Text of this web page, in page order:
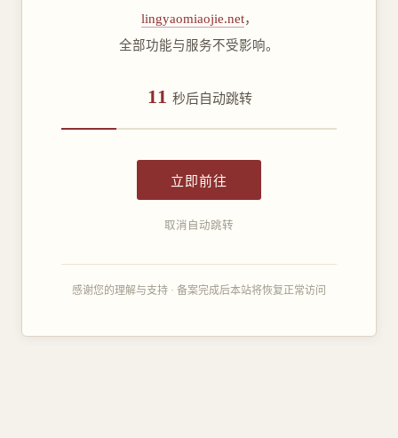
lingyaomiaojie.net，
全部功能与服务不受影响。
11 秒后自动跳转
立即前往
取消自动跳转
感谢您的理解与支持 · 备案完成后本站将恢复正常访问